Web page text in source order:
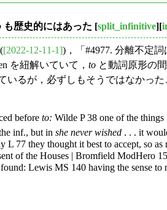
も歴史的にはあった [split_infinitive][
[2022-12-11-1])，「#4977. 分離不定
を紐解いていて， to と動詞原形の
いるが，必ずしもそうではなかった
before to: Wilde P 38 one of the
inf., but in she never wished . . . it
L 77 they thought it best to accept, so
of the Houses | Bromfield ModHero
Lewis MS 140 having the sense